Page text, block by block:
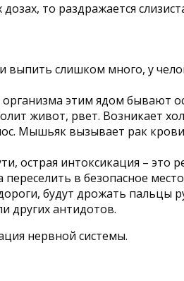
то раздражается
слишком много, у
этим ядом бывают
живот, рвет. Возникает
Мышьяк вызывает рак
интоксикация – это
в безопасное
будут дрожать пальцы
других антидотов.
нервной системы.